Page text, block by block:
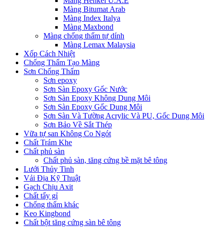
Màng Bitumat Arab
Màng Index Italya
Màng Maxbond
Màng chống thấm tự dính
Màng Lemax Malaysia
Xốp Cách Nhiệt
Chống Thấm Tạo Màng
Sơn Chống Thấm
Sơn epoxy
Sơn Sàn Epoxy Gốc Nước
Sơn Sàn Epoxy Không Dung Môi
Sơn Sàn Epoxy Gốc Dung Môi
Sơn Sàn Và Tường Acrylic Và PU, Gốc Dung Môi
Sơn Bảo Về Sắt Thép
Vữa tự san Không Co Ngót
Chất Trám Khe
Chất phủ sàn
Chất phủ sàn, tăng cứng bề mặt bê tông
Lưới Thủy Tinh
Vải Địa Kỹ Thuật
Gạch Chịu Axit
Chất tẩy gỉ
Chống thấm khác
Keo Kingbond
Chất bột tăng cứng sàn bê tông